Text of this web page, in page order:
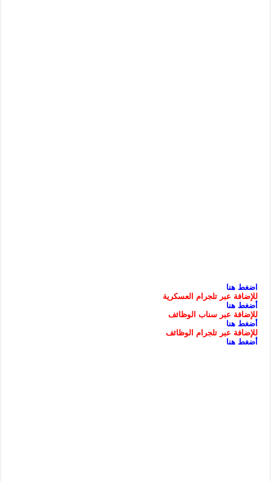
اضغط هنا
للإضافة عبر تلجرام العسكرية
أضغط هنا
للإضافة عبر سناب الوظائف
أضغط هنا
للإضافة عبر تلجرام الوظائف
أضغط هنا